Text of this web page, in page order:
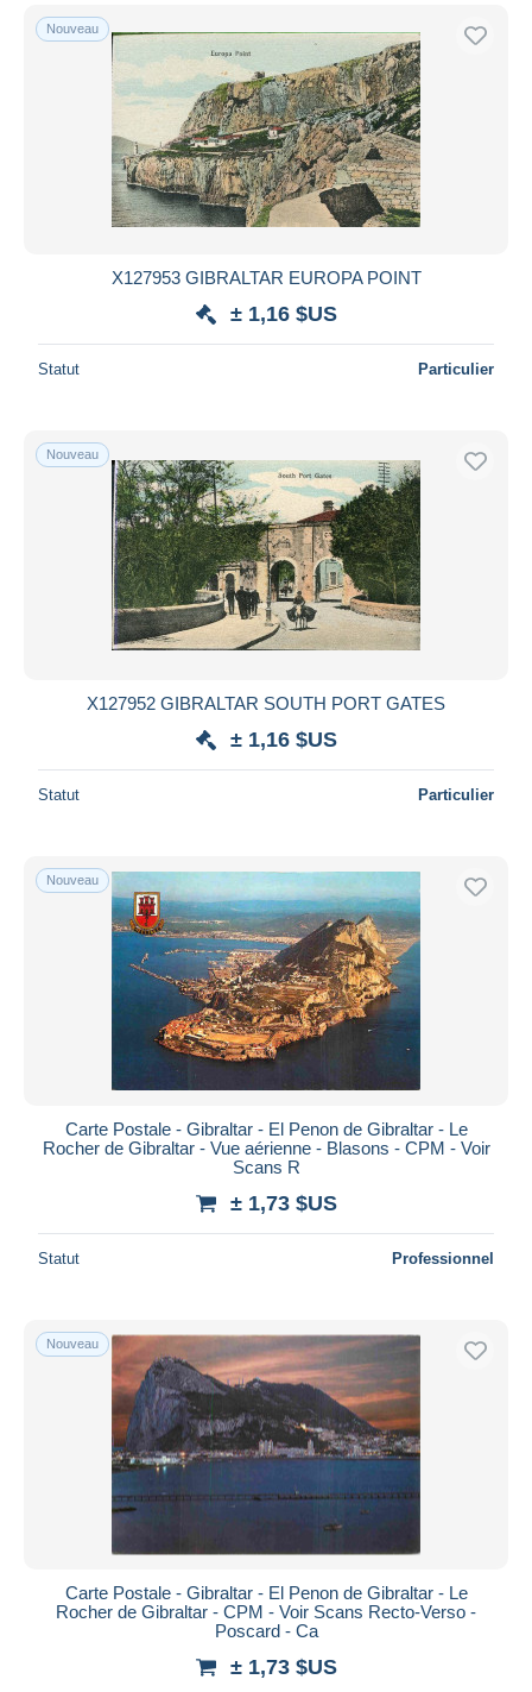
Nouveau
X127953 GIBRALTAR EUROPA POINT
± 1,16 $US
Statut Particulier
Nouveau
X127952 GIBRALTAR SOUTH PORT GATES
± 1,16 $US
Statut Particulier
Nouveau
Carte Postale - Gibraltar - El Penon de Gibraltar - Le
Rocher de Gibraltar - Vue aérienne - Blasons - CPM - Voir
Scans R
± 1,73 $US
Statut Professionnel
Nouveau
Carte Postale - Gibraltar - El Penon de Gibraltar - Le
Rocher de Gibraltar - CPM - Voir Scans Recto-Verso -
Poscard - Ca
± 1,73 $US